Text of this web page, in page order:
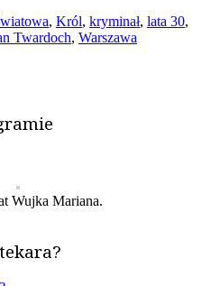
, Król, kryminał, lata 30,
Twardoch, Warszawa
Wujka Mariana.